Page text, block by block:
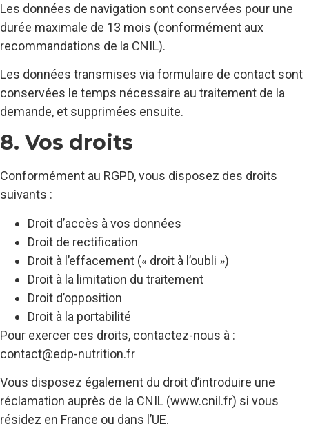
Les données de navigation sont conservées pour une
durée maximale de 13 mois (conformément aux
recommandations de la CNIL).
Les données transmises via formulaire de contact sont
conservées le temps nécessaire au traitement de la
demande, et supprimées ensuite.
8. Vos droits
Conformément au RGPD, vous disposez des droits
suivants :
Droit d’accès à vos données
Droit de rectification
Droit à l’effacement (« droit à l’oubli »)
Droit à la limitation du traitement
Droit d’opposition
Droit à la portabilité
Pour exercer ces droits, contactez-nous à :
contact@edp-nutrition.fr
Vous disposez également du droit d’introduire une
réclamation auprès de la CNIL (www.cnil.fr) si vous
résidez en France ou dans l’UE.